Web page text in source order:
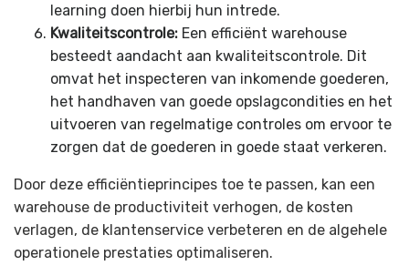
learning doen hierbij hun intrede.
Kwaliteitscontrole: Een efficiënt warehouse
besteedt aandacht aan kwaliteitscontrole. Dit
omvat het inspecteren van inkomende goederen,
het handhaven van goede opslagcondities en het
uitvoeren van regelmatige controles om ervoor te
zorgen dat de goederen in goede staat verkeren.
Door deze efficiëntieprincipes toe te passen, kan een
warehouse de productiviteit verhogen, de kosten
verlagen, de klantenservice verbeteren en de algehele
operationele prestaties optimaliseren.